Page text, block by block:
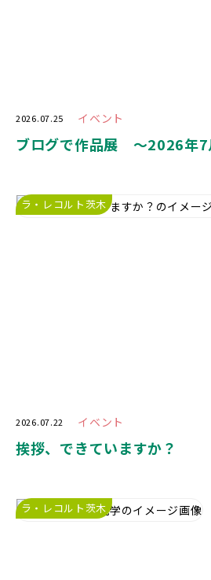
2026.07.25 イベント
ブログで作品展 〜2026年7
ラ・レコルト茨木
2026.07.22 イベント
挨拶、できていますか？
ラ・レコルト茨木